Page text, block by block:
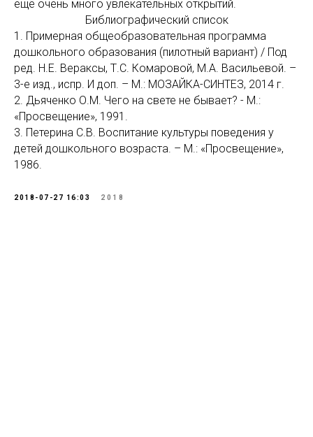
ещё очень много увлекательных открытий.
Библиографический список
1. Примерная общеобразовательная программа
дошкольного образования (пилотный вариант) / Под
ред. Н.Е. Вераксы, Т.С. Комаровой, М.А. Васильевой. –
3-е изд., испр. И доп. – М.: МОЗАЙКА-СИНТЕЗ, 2014 г.
2. Дьяченко О.М. Чего на свете не бывает? - М.:
«Просвещение», 1991.
3. Петерина С.В. Воспитание культуры поведения у
детей дошкольного возраста. – М.: «Просвещение»,
1986.
2018-07-27 16:03 2018